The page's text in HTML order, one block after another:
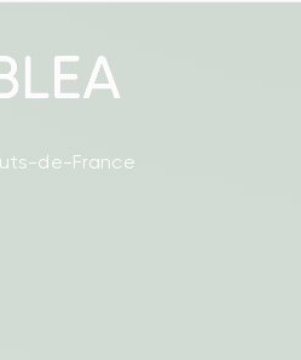
de-France